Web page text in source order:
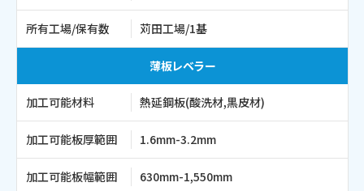
所有工場/保有数 苅田工場/1基
薄板レベラー
加工可能材料 熱延鋼板(酸洗材,黒皮材)
加工可能板厚範囲 1.6mm-3.2mm
加工可能板幅範囲 630mm-1,550mm